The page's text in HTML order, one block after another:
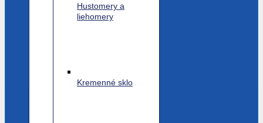
Hustomery a
liehomery
Kremenné sklo